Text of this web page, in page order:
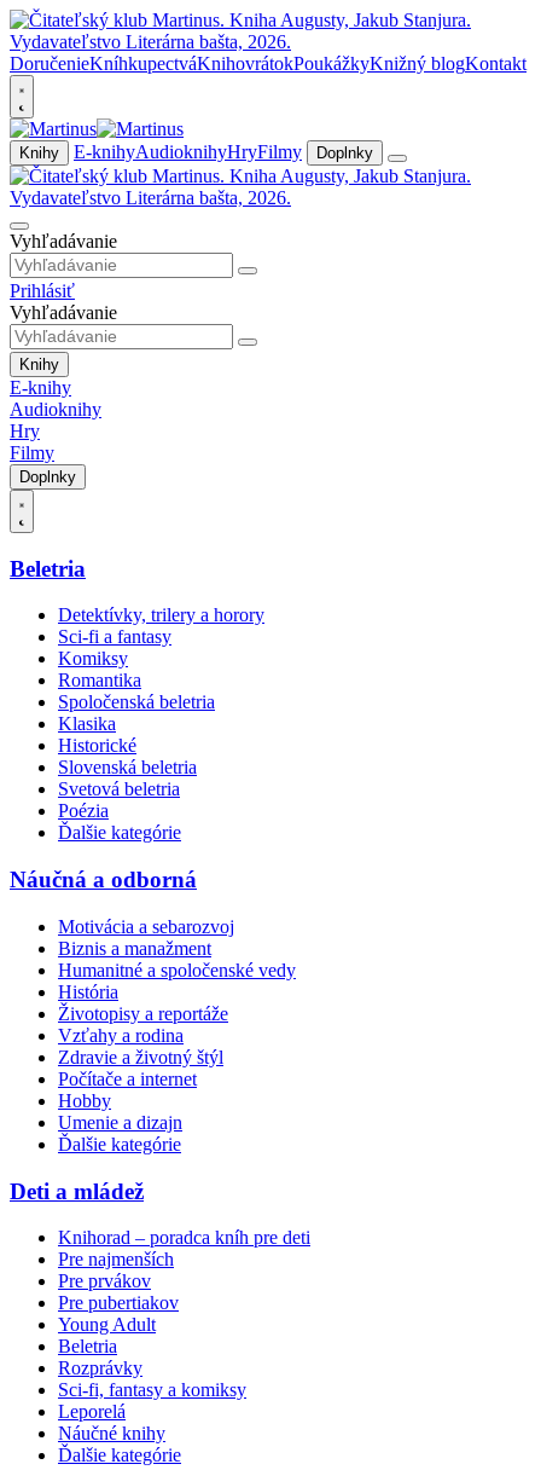
DoručenieKníhkupectváKnihovrátokPoukážkyKnižný blogKontakt
Knihy E-knihyAudioknihyHryFilmy Doplnky
Vyhľadávanie
Prihlásiť
Vyhľadávanie
Knihy
E-knihy
Audioknihy
Hry
Filmy
Doplnky
Beletria
Detektívky, trilery a horory
Sci-fi a fantasy
Komiksy
Romantika
Spoločenská beletria
Klasika
Historické
Slovenská beletria
Svetová beletria
Poézia
Ďalšie kategórie
Náučná a odborná
Motivácia a sebarozvoj
Biznis a manažment
Humanitné a spoločenské vedy
História
Životopisy a reportáže
Vzťahy a rodina
Zdravie a životný štýl
Počítače a internet
Hobby
Umenie a dizajn
Ďalšie kategórie
Deti a mládež
Knihorad – poradca kníh pre deti
Pre najmenších
Pre prvákov
Pre pubertiakov
Young Adult
Beletria
Rozprávky
Sci-fi, fantasy a komiksy
Leporelá
Náučné knihy
Ďalšie kategórie